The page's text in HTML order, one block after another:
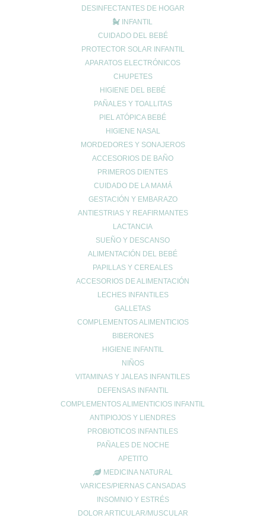
DESINFECTANTES DE HOGAR
INFANTIL
CUIDADO DEL BEBÉ
PROTECTOR SOLAR INFANTIL
APARATOS ELECTRÓNICOS
CHUPETES
HIGIENE DEL BEBÉ
PAÑALES Y TOALLITAS
PIEL ATÓPICA BEBÉ
HIGIENE NASAL
MORDEDORES Y SONAJEROS
ACCESORIOS DE BAÑO
PRIMEROS DIENTES
CUIDADO DE LA MAMÁ
GESTACIÓN Y EMBARAZO
ANTIESTRIAS Y REAFIRMANTES
LACTANCIA
SUEÑO Y DESCANSO
ALIMENTACIÓN DEL BEBÉ
PAPILLAS Y CEREALES
ACCESORIOS DE ALIMENTACIÓN
LECHES INFANTILES
GALLETAS
COMPLEMENTOS ALIMENTICIOS
BIBERONES
HIGIENE INFANTIL
NIÑOS
VITAMINAS Y JALEAS INFANTILES
DEFENSAS INFANTIL
COMPLEMENTOS ALIMENTICIOS INFANTIL
ANTIPIOJOS Y LIENDRES
PROBIOTICOS INFANTILES
PAÑALES DE NOCHE
APETITO
MEDICINA NATURAL
VARICES/PIERNAS CANSADAS
INSOMNIO Y ESTRÉS
DOLOR ARTICULAR/MUSCULAR
Política de envíos
Síguenos en las
Redes Sociales
© 2024 FARMACIA ROMERO CB
Aún no agregaste productos.